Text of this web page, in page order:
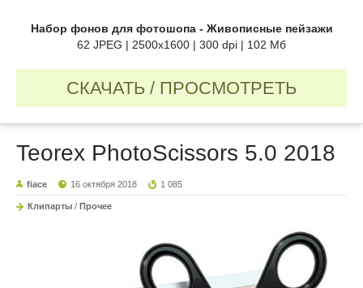
Набор фонов для фотошопа - Живописные пейзажи
62 JPEG | 2500x1600 | 300 dpi | 102 Мб
СКАЧАТЬ / ПРОСМОТРЕТЬ
Teorex PhotoScissors 5.0 2018
fiace 16 октября 2018 1 085
Клипарты / Прочее